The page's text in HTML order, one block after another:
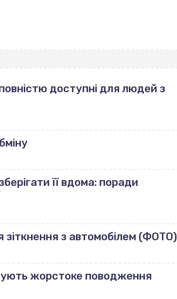
доступні для людей з
її вдома: поради
з автомобілем (ФОТО)
жорстоке поводження